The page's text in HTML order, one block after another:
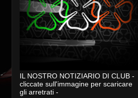
IL NOSTRO NOTIZIARIO DI CLUB -
cliccate sull'immagine per scaricare
gli arretrati -